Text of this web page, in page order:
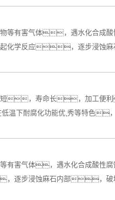
有害气体，遇水化合成酸
学反应，逐步浸蚀麻
短，寿命长，加工
耐腐化功能优,秀等特色
害气体，遇水化合成酸性
逐步浸蚀麻石内部，破